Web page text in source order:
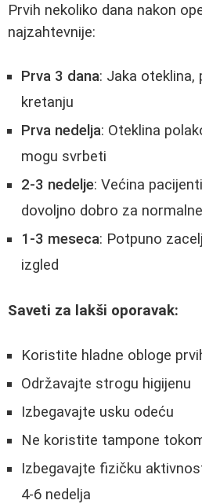
Prvih nekoliko dana nakon
najzahtevnije:
Prva 3 dana: Jaka oteklina,
kretanju
Prva nedelja: Oteklina
mogu svrbeti
2-3 nedelje: Većina
dovoljno dobro za
1-3 meseca: Potpuno
izgled
Saveti za lakši oporavak:
Koristite hladne obloge
Održavajte strogu higijenu
Izbegavajte usku odeću
Ne koristite tampone
Izbegavajte fizičku
4-6 nedelja